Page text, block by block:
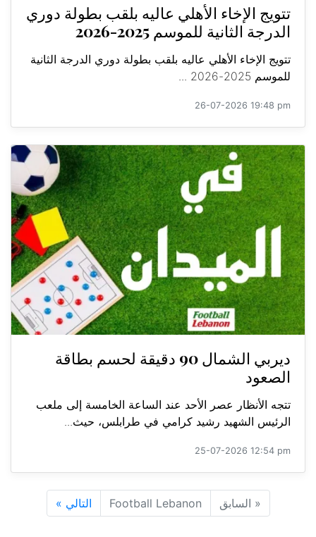
تتويج الإخاء الأهلي عاليه بلقب بطولة دوري
الدرجة الثانية للموسم 2025-2026
تتويج الإخاء الأهلي عاليه بلقب بطولة دوري الدرجة الثانية
للموسم 2025-2026 ...
26-07-2026 19:48 pm
ديربي الشمال 90 دقيقة لحسم بطاقة
الصعود
تتجه الأنظار عصر الأحد عند الساعة الخامسة إلى ملعب
الرئيس الشهيد رشيد كرامي في طرابلس، حيث...
25-07-2026 12:54 pm
« السابق Football Lebanon التالي »